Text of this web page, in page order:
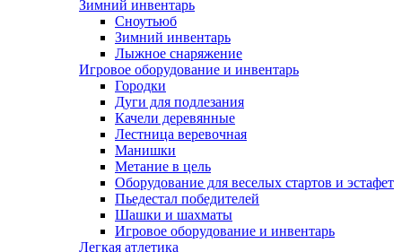
Зимний инвентарь
Сноутьюб
Зимний инвентарь
Лыжное снаряжение
Игровое оборудование и инвентарь
Городки
Дуги для подлезания
Качели деревянные
Лестница веревочная
Манишки
Метание в цель
Оборудование для веселых стартов и эстафет
Пьедестал победителей
Шашки и шахматы
Игровое оборудование и инвентарь
Легкая атлетика